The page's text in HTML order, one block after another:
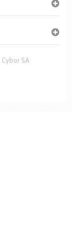
Cybor SA